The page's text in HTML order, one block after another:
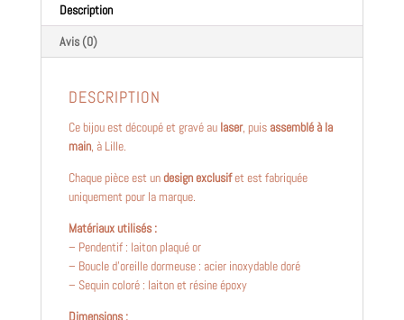
Dita
Description
Avis (0)
DESCRIPTION
Ce bijou est découpé et gravé au laser, puis assemblé à la
main, à Lille.
Chaque pièce est undesign exclusifet est fabriquée
uniquement pour la marque.
Matériaux utilisés :
– Pendentif : laiton plaqué or
– Boucle d’oreille dormeuse : acier inoxydable doré
– Sequin coloré : laiton et résine époxy
Dimensions :